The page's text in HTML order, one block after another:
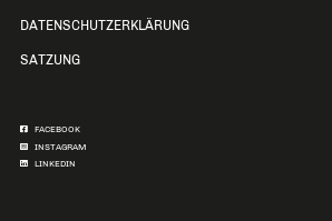
DATENSCHUTZERKLÄRUNG
SATZUNG
FACEBOOK
INSTAGRAM
LINKEDIN